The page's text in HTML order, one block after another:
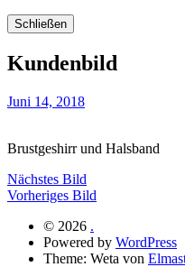
Schließen
Kundenbild
Juni 14, 2018
Brustgeshirr und Halsband
Nächstes Bild
Vorheriges Bild
© 2026 .
Powered by WordPress
Theme: Weta von